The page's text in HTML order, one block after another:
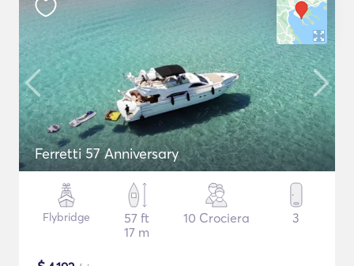
Ferretti 57 Anniversary
Flybridge
57 ft
17 m
10 Crociera 3